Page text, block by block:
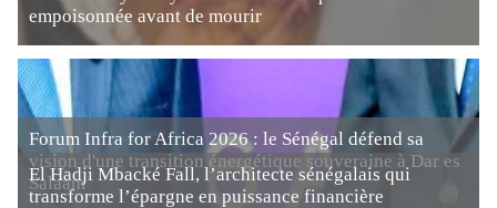
empoisonnée avant de mourir
Forum Infra for Africa 2026 : le Sénégal défend sa
vision d'une transition énergétique souveraine à Dar es
Salaam
El Hadji Mbacké Fall, l’architecte sénégalais qui
transforme l’épargne en puissance financière